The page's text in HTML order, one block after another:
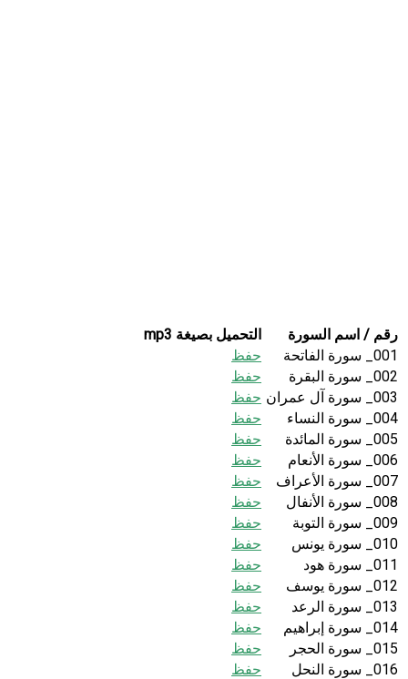
رقم / اسم السورة
التحميل بصيغة mp3
001_ سورة الفاتحة
حفظ
002_ سورة البقرة
حفظ
003_ سورة آل عمران
حفظ
004_ سورة النساء
حفظ
005_ سورة المائدة
حفظ
006_ سورة الأنعام
حفظ
007_ سورة الأعراف
حفظ
008_ سورة الأنفال
حفظ
009_ سورة التوبة
حفظ
010_ سورة يونس
حفظ
011_ سورة هود
حفظ
012_ سورة يوسف
حفظ
013_ سورة الرعد
حفظ
014_ سورة إبراهيم
حفظ
015_ سورة الحجر
حفظ
016_ سورة النحل
حفظ